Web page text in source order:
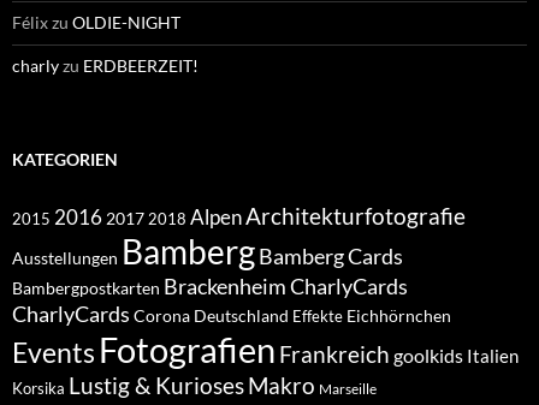
Félixzu OLDIE-NIGHT
charlyzu ERDBEERZEIT!
KATEGORIEN
2015 2016 2017 2018 AlpenArchitekturfotografie
Ausstellungen BambergBamberg Cards
Bambergpostkarten BrackenheimCharlyCards
CharlyCards Corona Deutschland Effekte Eichhörnchen
Events Fotografien Frankreich goolkids Italien
Korsika Lustig & KuriosesMakro Marseille